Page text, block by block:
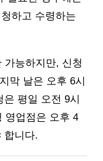
하고 수령하는
가능하지만, 신청
막 날은 오후 6시
평일 오전 9시
영업점은 오후 4
합니다.